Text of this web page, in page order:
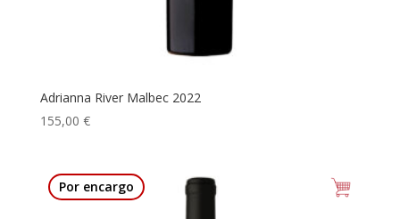
Adrianna River Malbec 2022
155,00 €
Por encargo